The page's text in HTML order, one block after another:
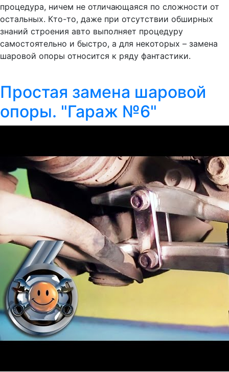
процедура, ничем не отличающаяся по сложности от
остальных. Кто-то, даже при отсутствии обширных
знаний строения авто выполняет процедуру
самостоятельно и быстро, а для некоторых – замена
шаровой опоры относится к ряду фантастики.
Простая замена шаровой
опоры. "Гараж №6"